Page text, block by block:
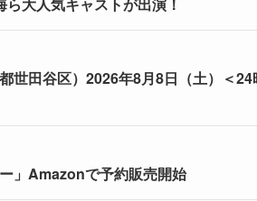
大人気キャストが出演！
世田谷区）2026年8月8日（土）＜
」Amazonで予約販売開始